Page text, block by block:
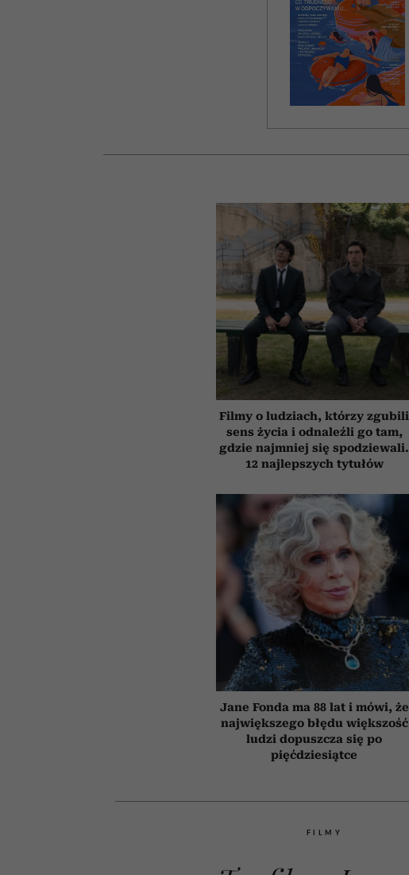
Filmy o ludziach, którzy zgubili
sens życia i odnaleźli go tam,
gdzie najmniej się spodziewali.
12 najlepszych tytułów
Jane Fonda ma 88 lat i mówi, że
największego błędu większość
ludzi dopuszcza się po
pięćdziesiątce